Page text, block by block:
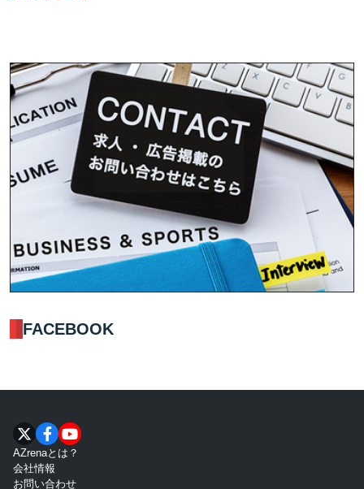
FACEBOOK
AZrenaとは？
会社情報
お問い合わせ